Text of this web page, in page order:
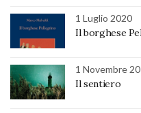
1 Luglio 2020
Il borghese
1 Novembre
Il sentiero